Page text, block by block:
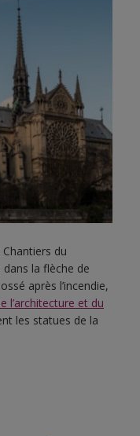
du
la flèche de
après l’incendie,
l’architecture et du
les statues de la